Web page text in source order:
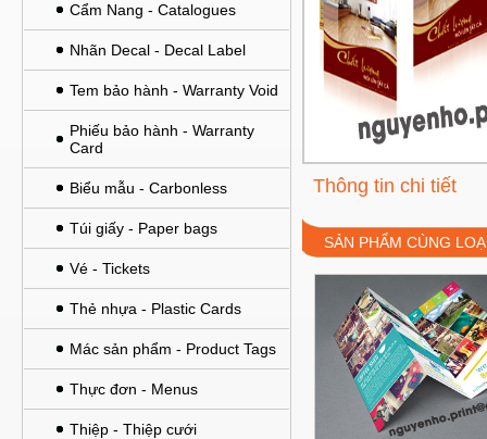
Cẩm Nang - Catalogues
Nhãn Decal - Decal Label
Tem bảo hành - Warranty Void
Phiếu bảo hành - Warranty
Card
Biểu mẫu - Carbonless
Túi giấy - Paper bags
Vé - Tickets
Thẻ nhựa - Plastic Cards
Mác sản phẩm - Product Tags
Thực đơn - Menus
Thiệp - Thiệp cưới
Thông tin chi tiết
SẢN PHẨM CÙNG